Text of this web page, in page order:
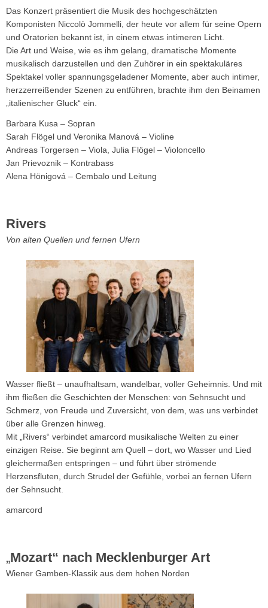
Das Konzert präsentiert die Musik des hochgeschätzten
Komponisten Niccolò Jommelli, der heute vor allem für seine Opern
und Oratorien bekannt ist, in einem etwas intimeren Licht.
Die Art und Weise, wie es ihm gelang, dramatische Momente
musikalisch darzustellen und den Zuhörer in ein spektakuläres
Spektakel voller spannungsgeladener Momente, aber auch intimer,
herzzerreißender Szenen zu entführen, brachte ihm den Beinamen
„italienischer Gluck“ ein.
Barbara Kusa – Sopran
Sarah Flögel und Veronika Manová – Violine
Andreas Torgersen – Viola, Julia Flögel – Violoncello
Jan Prievoznik – Kontrabass
Alena Hönigová – Cembalo und Leitung
Rivers
Von alten Quellen und fernen Ufern
Wasser fließt – unaufhaltsam, wandelbar, voller Geheimnis. Und mit
ihm fließen die Geschichten der Menschen: von Sehnsucht und
Schmerz, von Freude und Zuversicht, von dem, was uns verbindet
über alle Grenzen hinweg.
Mit „Rivers“ verbindet amarcord musikalische Welten zu einer
einzigen Reise. Sie beginnt am Quell – dort, wo Wasser und Lied
gleichermaßen entspringen – und führt über strömende
Herzensfluten, durch Strudel der Gefühle, vorbei an fernen Ufern
der Sehnsucht.
amarcord
„Mozart“ nach Mecklenburger Art
Wiener Gamben-Klassik aus dem hohen Norden